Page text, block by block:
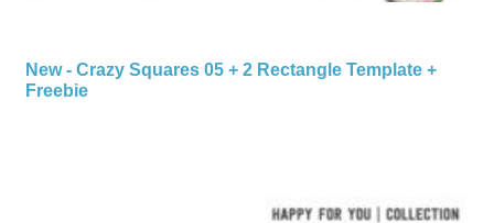
New - Crazy Squares 05 + 2 Rectangle Template +
Freebie